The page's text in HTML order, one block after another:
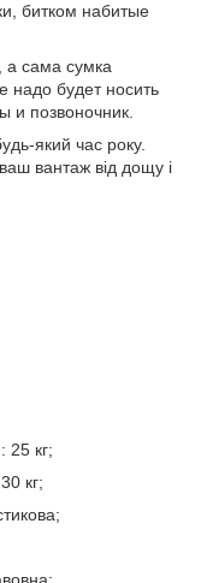
битком набитые
а сама сумка
надо будет носить
и позвоночник.
який час року.
вантаж від дощу і
25 кг;
кг;